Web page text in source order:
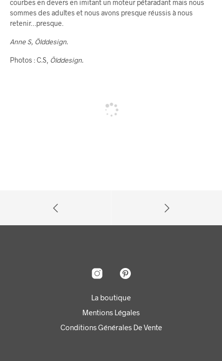
courbes en devers en imitant un moteur pétaradant mais nous
sommes des adultes et nous avons presque réussis à nous
retenir…presque.
Anne S, Ölddesign.
Photos : C.S, Ölddesign.
La boutique
Mentions Légales
Conditions Générales De Vente